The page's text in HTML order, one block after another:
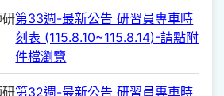
第33週-最新公告 研習員專車時
刻表 (115.8.10~115.8.14)-請點附
件檔瀏覽
第32週-最新公告 研習員專車時